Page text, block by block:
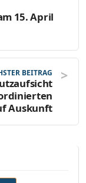
15. April
BEITRAG
Auskunft